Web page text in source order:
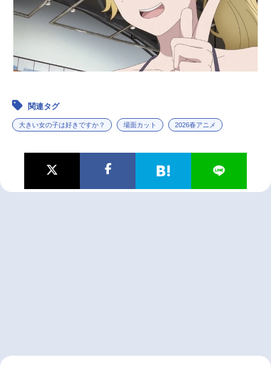
関連タグ
大きい女の子は好きですか？ 場面カット 2026春アニメ